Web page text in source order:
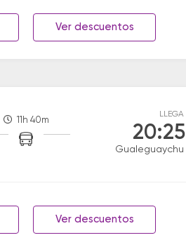
Ver descuentos
11h 40m
LLEGA
20:25
Gualeguaychu
Ver descuentos